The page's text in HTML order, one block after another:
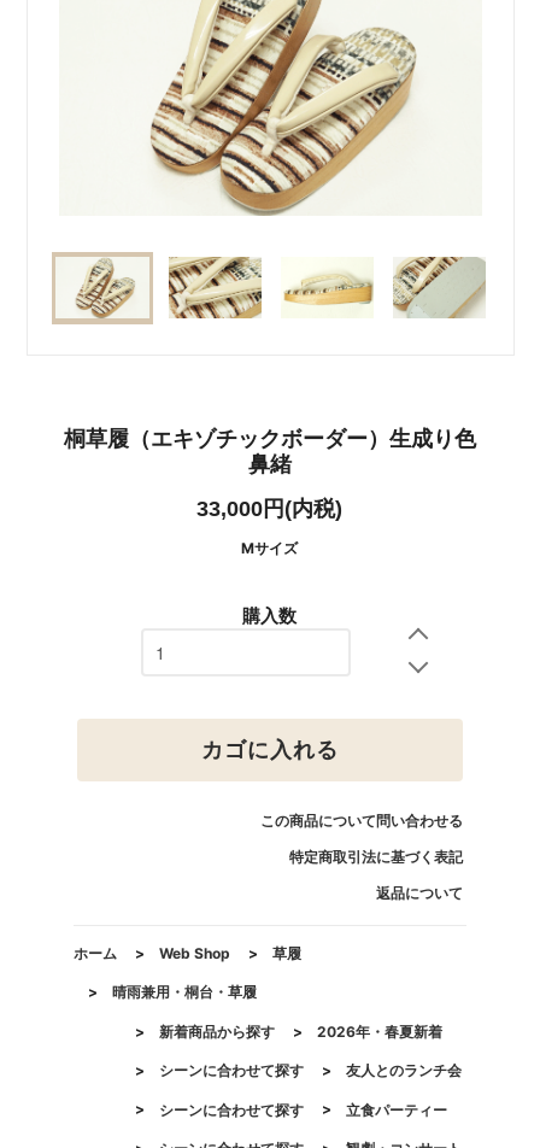
桐草履（エキゾチックボーダー）生成り色
鼻緒
33,000円(内税)
Mサイズ
購入数
カゴに入れる
この商品について問い合わせる
特定商取引法に基づく表記
返品について
ホーム > Web Shop > 草履
> 晴雨兼用・桐台・草履
> 新着商品から探す > 2026年・春夏新着
> シーンに合わせて探す > 友人とのランチ会
> シーンに合わせて探す > 立食パーティー